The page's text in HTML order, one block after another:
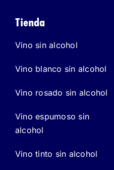
Tienda
Vino sin alcohol
Vino blanco sin alcohol
Vino rosado sin alcohol
Vino espumoso sin
alcohol
Vino tinto sin alcohol